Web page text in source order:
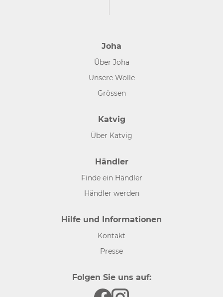
Joha
Über Joha
Unsere Wolle
Grössen
Katvig
Über Katvig
Händler
Finde ein Händler
Händler werden
Hilfe und Informationen
Kontakt
Presse
Folgen Sie uns auf: